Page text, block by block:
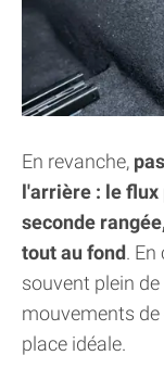
En revanche,
l'arrière : le flux
seconde
tout au fond.
souvent plein
mouvements de
place idéale.